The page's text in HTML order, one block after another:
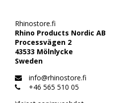
Rhinostore.fi
Rhino Products Nordic AB
Processvägen 2
43533 Mölnlycke
Sweden
info@rhinostore.fi
+46 565 510 05